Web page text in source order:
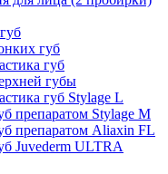
губ
губ
губы
губ Stylage L
препаратом Stylage M
препаратом Aliaxin FL
Juvederm ULTRA